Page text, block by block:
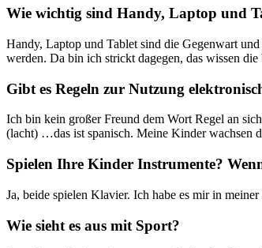
Wie wichtig sind Handy, Laptop und
Handy, Laptop und Tablet sind die Gegenwart
werden. Da bin ich strickt dagegen, das wissen
Gibt es Regeln zur Nutzung
Ich bin kein großer Freund dem Wort Regel an
(lacht) …das ist spanisch. Meine Kinder wachsen
Spielen Ihre Kinder Instrumente?
Ja, beide spielen Klavier. Ich habe es mir in
Wie sieht es aus mit Sport?